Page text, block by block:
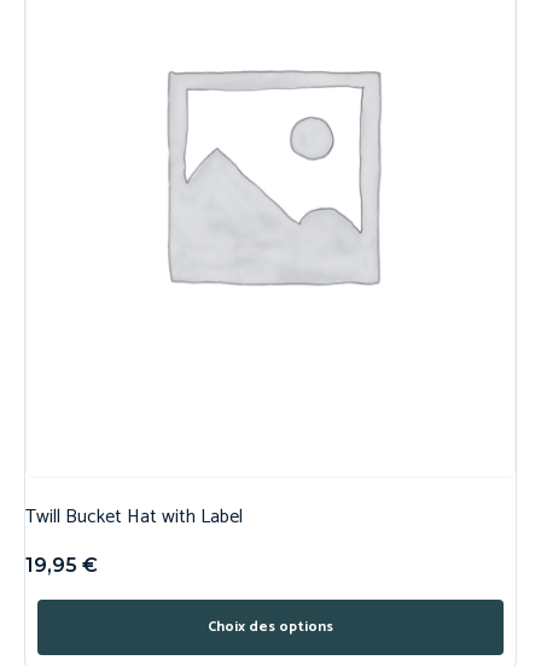
Twill Bucket Hat with Label
19,95 €
Choix des options